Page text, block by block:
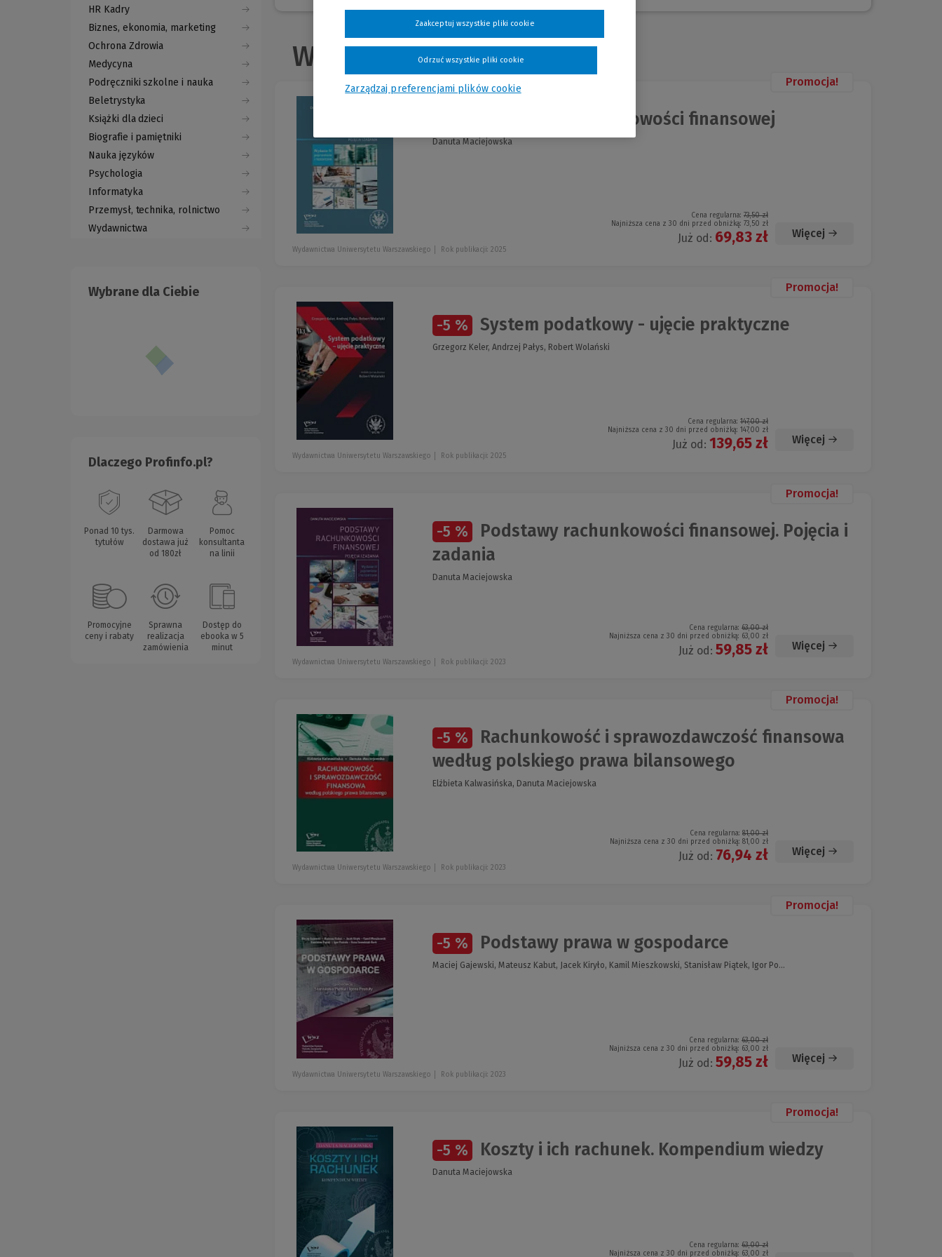
HR Kadry
Biznes, ekonomia, marketing
Ochrona Zdrowia
Medycyna
Podręczniki szkolne i nauka
Beletrystyka
Książki dla dzieci
Biografie i pamiętniki
Nauka języków
Psychologia
Informatyka
Przemysł, technika, rolnictwo
Wydawnictwa
Wybrane dla Ciebie
Dlaczego Profinfo.pl?
Ponad 10 tys.
tytułów
Darmowa
dostawa już
od 180zł
Pomoc
konsultanta
na linii
Promocyjne
ceny i rabaty
Sprawna
realizacja
zamówienia
Dostęp do
ebooka w 5
minut
Wszystkie produkty
Promocja!
Podstawy rachunkowości finansowej
Danuta Maciejowska
Cena regularna: 73,50 zł
Najniższa cena z 30 dni przed obniżką: 73,50 zł
Już od: 69,83 zł Więcej
Wydawnictwa Uniwersytetu Warszawskiego Rok publikacji: 2025
Promocja!
-5 % System podatkowy - ujęcie praktyczne
Grzegorz Keler, Andrzej Pałys, Robert Wolański
Cena regularna: 147,00 zł
Najniższa cena z 30 dni przed obniżką: 147,00 zł
Już od: 139,65 zł Więcej
Wydawnictwa Uniwersytetu Warszawskiego Rok publikacji: 2025
Promocja!
-5 %
Podstawy rachunkowości finansowej. Pojęcia i
zadania
Danuta Maciejowska
Cena regularna: 63,00 zł
Najniższa cena z 30 dni przed obniżką: 63,00 zł
Już od: 59,85 zł Więcej
Wydawnictwa Uniwersytetu Warszawskiego Rok publikacji: 2023
Promocja!
-5 %
Rachunkowość i sprawozdawczość finansowa
według polskiego prawa bilansowego
Elżbieta Kalwasińska, Danuta Maciejowska
Cena regularna: 81,00 zł
Najniższa cena z 30 dni przed obniżką: 81,00 zł
Już od: 76,94 zł Więcej
Wydawnictwa Uniwersytetu Warszawskiego Rok publikacji: 2023
Promocja!
-5 % Podstawy prawa w gospodarce
Maciej Gajewski, Mateusz Kabut, Jacek Kiryło, Kamil Mieszkowski, Stanisław Piątek, Igor Po...
Cena regularna: 63,00 zł
Najniższa cena z 30 dni przed obniżką: 63,00 zł
Już od: 59,85 zł Więcej
Wydawnictwa Uniwersytetu Warszawskiego Rok publikacji: 2023
Promocja!
-5 % Koszty i ich rachunek. Kompendium wiedzy
Danuta Maciejowska
Cena regularna: 63,00 zł
Najniższa cena z 30 dni przed obniżką: 63,00 zł
Zarządzaj preferencjami plików cookie
Odrzuć wszystkie pliki cookie
Zaakceptuj wszystkie pliki cookie